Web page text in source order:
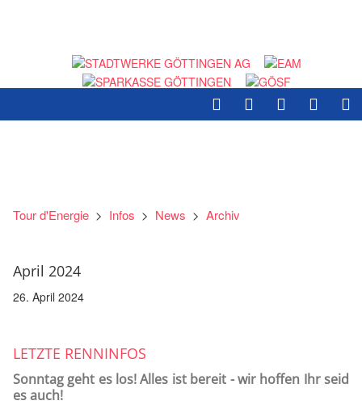
Tour d'Energie > Infos > News > Archiv
April 2024
26. April 2024
LETZTE RENNINFOS
Sonntag geht es los! Alles ist bereit - wir hoffen Ihr seid
es auch!